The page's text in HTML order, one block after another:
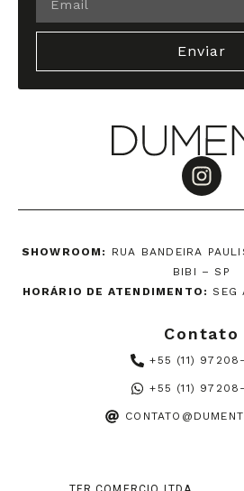
Enviar
SHOWROOM:
RUA BANDEIRA
BIBI – SP
HORÁRIO DE ATENDIMENTO: SEG
Contato
+55 (11)
+55 (11)